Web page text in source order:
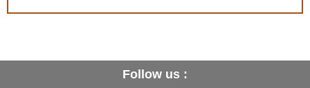
Follow us :